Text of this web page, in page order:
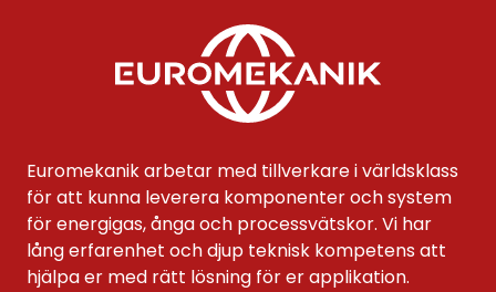
Euromekanik arbetar med tillverkare i världsklass
för att kunna leverera komponenter och system
för energigas, ånga och processvätskor. Vi har
lång erfarenhet och djup teknisk kompetens att
hjälpa er med rätt lösning för er applikation.